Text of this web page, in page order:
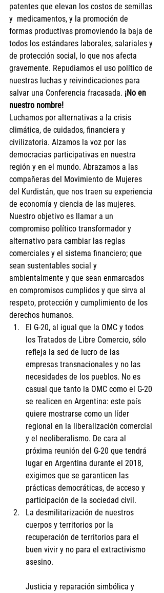
patentes que elevan los costos de semillas
y  medicamentos, y la promoción de
formas productivas promoviendo la baja de
todos los estándares laborales, salariales y
de protección social, lo que nos afecta
gravemente. Repudiamos el uso político de
nuestras luchas y reivindicaciones para
salvar una Conferencia fracasada. ¡No en
nuestro nombre!
Luchamos por alternativas a la crisis
climática, de cuidados, financiera y
civilizatoria. Alzamos la voz por las
democracias participativas en nuestra
región y en el mundo. Abrazamos a las
compañeras del Movimiento de Mujeres
del Kurdistán, que nos traen su experiencia
de economía y ciencia de las mujeres.
Nuestro objetivo es llamar a un
compromiso político transformador y
alternativo para cambiar las reglas
comerciales y el sistema financiero; que
sean sustentables social y
ambientalmente y que sean enmarcados
en compromisos cumplidos y que sirva al
respeto, protección y cumplimiento de los
derechos humanos.
El G-20, al igual que la OMC y todos
los Tratados de Libre Comercio, sólo
refleja la sed de lucro de las
empresas transnacionales y no las
necesidades de los pueblos. No es
casual que tanto la OMC como el G-20
se realicen en Argentina: este país
quiere mostrarse como un líder
regional en la liberalización comercial
y el neoliberalismo. De cara al
próxima reunión del G-20 que tendrá
lugar en Argentina durante el 2018,
exigimos que se garanticen las
prácticas democráticas, de acceso y
participación de la sociedad civil.
La desmilitarización de nuestros
cuerpos y territorios por la
recuperación de territorios para el
buen vivir y no para el extractivismo
asesino.
Justicia y reparación simbólica y